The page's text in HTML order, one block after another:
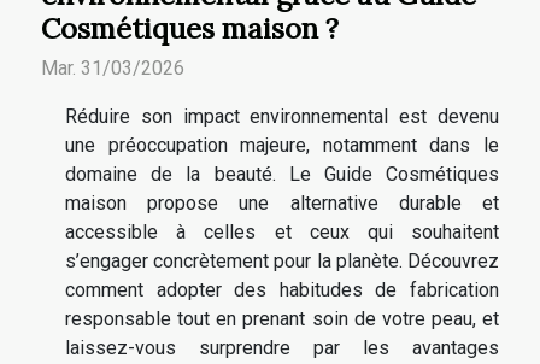
Cosmétiques maison ?
Mar. 31/03/2026
Réduire son impact environnemental est devenu
une préoccupation majeure, notamment dans le
domaine de la beauté. Le Guide Cosmétiques
maison propose une alternative durable et
accessible à celles et ceux qui souhaitent
s’engager concrètement pour la planète. Découvrez
comment adopter des habitudes de fabrication
responsable tout en prenant soin de votre peau, et
laissez-vous surprendre par les avantages